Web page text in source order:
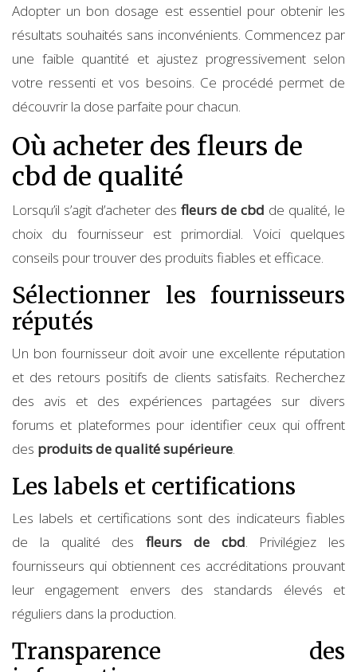
Adopter un bon dosage est essentiel pour obtenir les
résultats souhaités sans inconvénients. Commencez par
une faible quantité et ajustez progressivement selon
votre ressenti et vos besoins. Ce procédé permet de
découvrir la dose parfaite pour chacun.
Où acheter des fleurs de
cbd de qualité
Lorsqu’il s’agit d’acheter des fleurs de cbd de qualité, le
choix du fournisseur est primordial. Voici quelques
conseils pour trouver des produits fiables et efficace.
Sélectionner les fournisseurs
réputés
Un bon fournisseur doit avoir une excellente réputation
et des retours positifs de clients satisfaits. Recherchez
des avis et des expériences partagées sur divers
forums et plateformes pour identifier ceux qui offrent
des produits de qualité supérieure.
Les labels et certifications
Les labels et certifications sont des indicateurs fiables
de la qualité des fleurs de cbd. Privilégiez les
fournisseurs qui obtiennent ces accréditations prouvant
leur engagement envers des standards élevés et
réguliers dans la production.
Transparence des